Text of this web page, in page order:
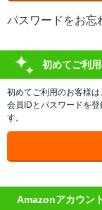
パスワードをお忘
初めてご利
初めてご利用のお客様は
会員IDとパスワードを
す。
Amazonアカウン